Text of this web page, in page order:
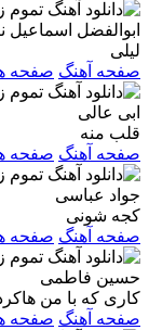
ابوالفضل اسماعیل
لیلی
صفحه آهنگ صفحه
ابی عالی
قلب منه
صفحه آهنگ صفحه
جواد عباسی
کجه شونی
صفحه آهنگ صفحه
حسین فاطمی
کاری که با من
صفحه آهنگ صفحه